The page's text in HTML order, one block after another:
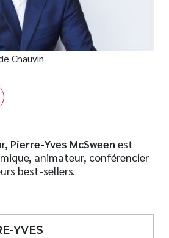
Chauvin
Pierre-Yves McSween est
animateur, conférencier
best-sellers.
YVES